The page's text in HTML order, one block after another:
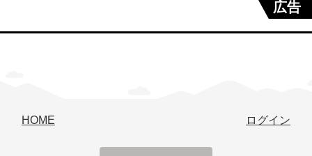
広告
HOME ログイン